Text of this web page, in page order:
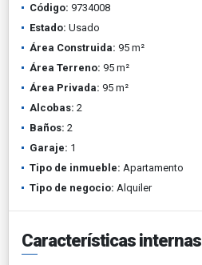
Código: 9734008
Estado: Usado
Área Construida: 95 m²
Área Terreno: 95 m²
Área Privada: 95 m²
Alcobas: 2
Baños: 2
Garaje: 1
Tipo de inmueble: Apartamento
Tipo de negocio: Alquiler
Características internas